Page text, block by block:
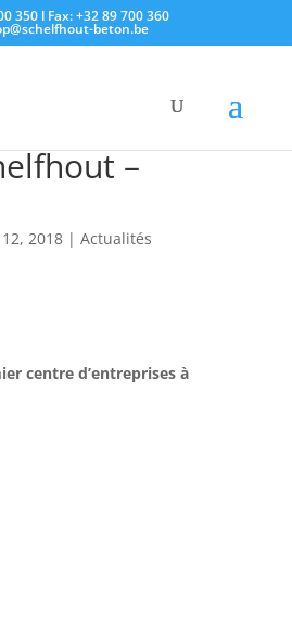
350 l Fax: +32 89 700 360
beton.be
–
12, 2018| Actualités
centre d’entreprises à